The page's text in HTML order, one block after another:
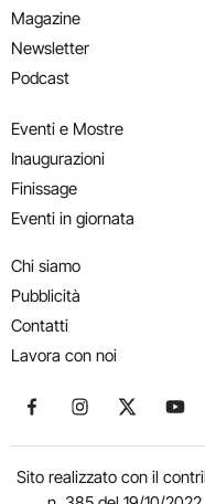
Magazine
Newsletter
Podcast
Eventi e Mostre
Inaugurazioni
Finissage
Eventi in giornata
Chi siamo
Pubblicità
Contatti
Lavora con noi
Seguici su Facebook
Seguici su
Seguici
Sito realizzato con il